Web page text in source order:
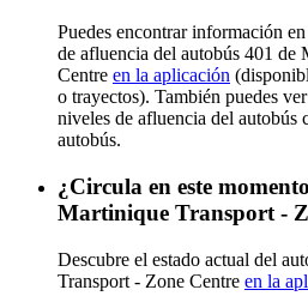
Puedes encontrar información
de afluencia del autobús 401 de
Centre en la aplicación
o trayectos). También puedes
niveles de afluencia del autobús
autobús.
¿Circula en este
Martinique Transport -
Descubre el estado actual del
Transport - Zone Centre en la